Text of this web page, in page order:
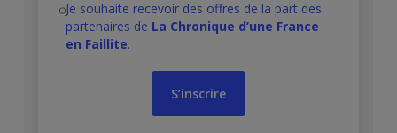
Je souhaite recevoir des offres de la part des
partenaires de La Chronique d’une France
en Faillite.